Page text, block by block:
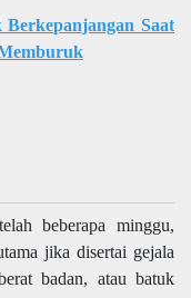
Saat
beberapa minggu,
jika disertai gejala
badan, atau batuk